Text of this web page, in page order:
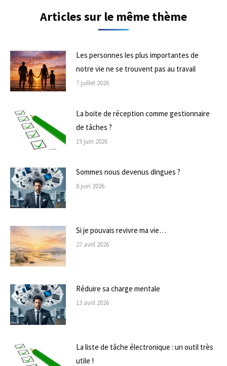
Articles sur le même thème
Les personnes les plus importantes de
notre vie ne se trouvent pas au travail
7 juillet 2026
La boite de réception comme gestionnaire
de tâches ?
19 juin 2026
Sommes nous devenus dingues ?
8 juin 2026
Si je pouvais revivre ma vie…
27 avril 2026
Réduire sa charge mentale
13 avril 2026
La liste de tâche électronique : un outil très
utile !